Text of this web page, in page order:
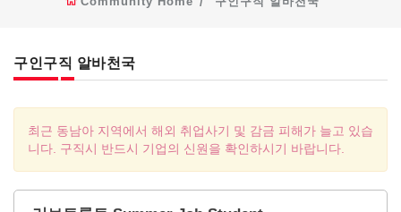
구인구직 알바천국
최근 동남아 지역에서 해외 취업사기 및 감금 피해가 늘고 있습
니다. 구직시 반드시 기업의 신원을 확인하시기 바랍니다.